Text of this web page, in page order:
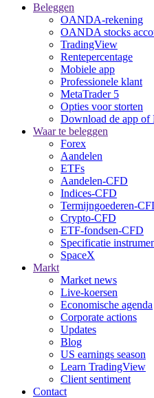
Beleggen
OANDA-rekening
OANDA stocks
TradingView
Rentepercentage
Mobiele app
Professionele klant
MetaTrader 5
Opties voor storten
Download de app of
Waar te beleggen
Forex
Aandelen
ETFs
Aandelen-CFD
Indices-CFD
Termijngoederen-
Crypto-CFD
ETF-fondsen-CFD
Specificatie
SpaceX
Markt
Market news
Live-koersen
Economische agenda
Corporate actions
Updates
Blog
US earnings season
Learn TradingView
Client sentiment
Contact